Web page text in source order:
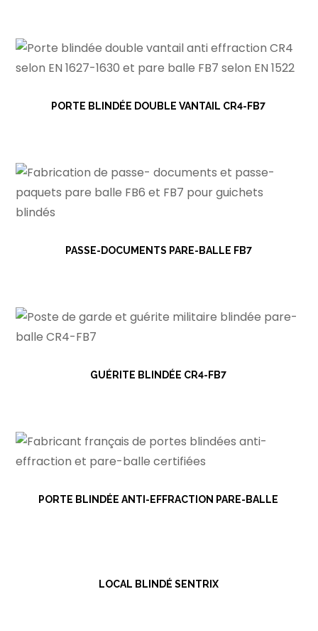
PORTE BLINDÉE DOUBLE VANTAIL CR4-FB7
PASSE-DOCUMENTS PARE-BALLE FB7
GUÉRITE BLINDÉE CR4-FB7
PORTE BLINDÉE ANTI-EFFRACTION PARE-BALLE
LOCAL BLINDÉ SENTRIX